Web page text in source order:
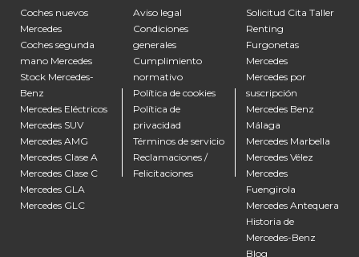
Coches nuevos
Mercedes
Coches segunda
mano Mercedes
Stock Mercedes-
Benz
Mercedes Eléctricos
Mercedes SUV
Mercedes AMG
Mercedes Clase A
Mercedes Clase C
Mercedes GLA
Mercedes GLC
Aviso legal
Condiciones
generales
Cumplimiento
normativo
Política de cookies
Política de
privacidad
Términos de servicio
Reclamaciones /
Felicitaciones
Solicitud Cita Taller
Renting
Furgonetas
Mercedes
Mercedes por
suscripción
Mercedes Benz
Málaga
Mercedes Marbella
Mercedes Vélez
Mercedes
Fuengirola
Mercedes Antequera
Historia de
Mercedes-Benz
Blog